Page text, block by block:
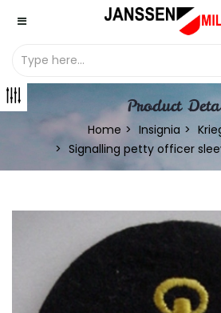
Product
Home Insignia
Signalling petty officer